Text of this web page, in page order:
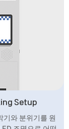
Setup
기와 분위기를 원